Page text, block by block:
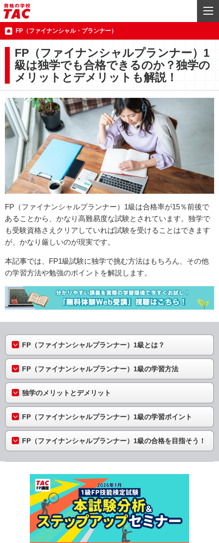
FP（ファイナンシャル・プランナー）
FP（ファイナンシャルプランナー）1
級は独学でも合格できるのか？独学の
メリットとデメリットも解説！
FP（ファイナンシャルプランナー）1級は合格率が15％前後で
あることから、かなり高難易度な試験とされています。独学で
も受験資格さえクリアしていれば試験を受けることはできます
が、かなり厳しいのが現実です。
本記事では、FP1級試験に独学で挑む方法はもちろん、その他
の学習方法や勉強のポイントを解説します。
FP（ファイナンシャルプランナー）1級とは？
FP（ファイナンシャルプランナー）1級の学習方法
独学のメリットとデメリット
FP（ファイナンシャルプランナー）1級の学習ポイント
FP（ファイナンシャルプランナー）1級の合格を目指そう！